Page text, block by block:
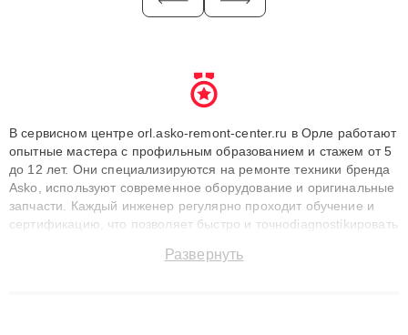
В сервисном центре orl.asko-remont-center.ru в Орле работают
опытные мастера с профильным образованием и стажем от 5
до 12 лет. Они специализируются на ремонте техники бренда
Asko, используют современное оборудование и оригинальные
запчасти. Каждый инженер регулярно проходит обучение и
сертификацию, что позволяет быстро и точноdiagnostikировать
до 3 лет. Наши мастера решают сложные случаи: от замены
Развернуть